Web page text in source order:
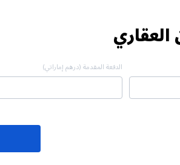
الدفعة المقدمة (درهم إماراتي)